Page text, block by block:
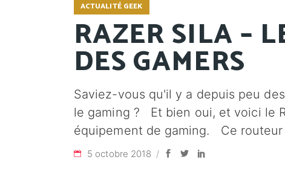
ACTUALITÉ GEEK
RAZER SILA –
DES GAMERS
Saviez-vous qu'il y a depuis peu
le gaming ? Et bien oui, et voici le
équipement de gaming. Ce routeur
5 octobre 2018